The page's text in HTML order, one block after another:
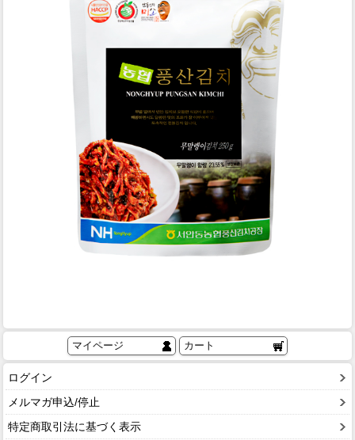
マイページ カート
ログイン
メルマガ申込/停止
特定商取引法に基づく表示